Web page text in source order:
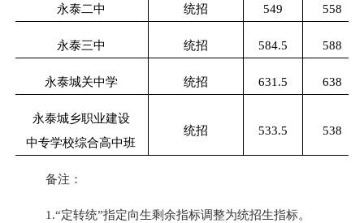
永泰二中 统招 549 558
永泰三中 统招 584.5 588
永泰城关中学 统招 631.5 638
永泰城乡职业建设
中专学校综合高中班
统招 533.5 538
备注：
1.“定转统”指定向生剩余指标调整为统招生指标。